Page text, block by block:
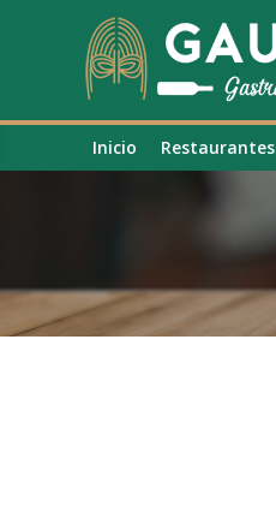
Inicio Restaurantes